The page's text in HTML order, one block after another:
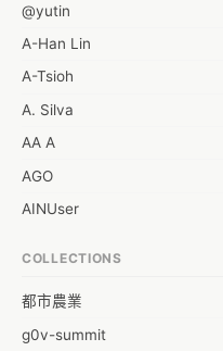
@yutin
A-Han Lin
A-Tsioh
A. Silva
AA A
AGO
AINUser
Aaron Chen
Abby Chen
COLLECTIONS
都市農業
g0v-summit